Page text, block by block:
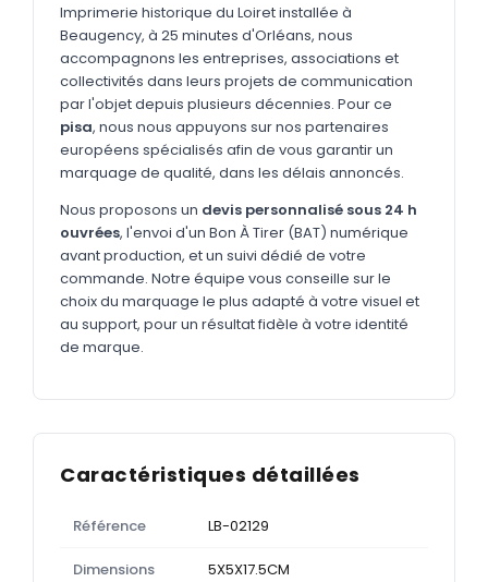
Tee-shirts Nouveau
Polos Nouveau
Sweatshirts
GOODIES
Catalogue complet Nouveau
Bureau & écriture
Sacs & voyages
Verres & déjeuner
Technologie
Imprimerie historique du Loiret installée à
Beaugency, à 25 minutes d'Orléans, nous
accompagnons les entreprises, associations et
collectivités dans leurs projets de communication
par l'objet depuis plusieurs décennies. Pour ce
pisa, nous nous appuyons sur nos partenaires
européens spécialisés afin de vous garantir un
marquage de qualité, dans les délais annoncés.
Nous proposons un devis personnalisé sous 24 h
ouvrées, l'envoi d'un Bon À Tirer (BAT) numérique
avant production, et un suivi dédié de votre
commande. Notre équipe vous conseille sur le
choix du marquage le plus adapté à votre visuel et
au support, pour un résultat fidèle à votre identité
de marque.
Caractéristiques détaillées
Référence LB-02129
Dimensions 5X5X17.5CM